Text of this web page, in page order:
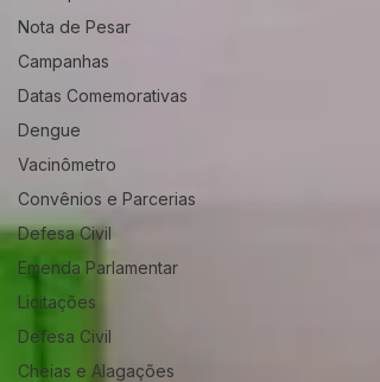
Nota de Pesar
Campanhas
Datas Comemorativas
Dengue
Vacinômetro
Convênios e Parcerias
Defesa Civil
Emenda Parlamentar
Licitações
Defesa Civil
Cheias e Alagações